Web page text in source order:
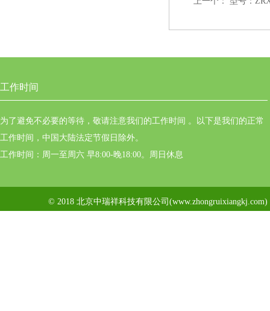
工作时间
为了避免不必要的等待，敬请注意我们的工作时间 。以下是我们的正常
工作时间，中国大陆法定节假日除外。
工作时间：周一至周六 早8:00-晚18:00。周日休息
© 2018 北京中瑞祥科技有限公司